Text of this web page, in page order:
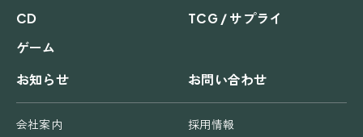
CD
TCG / サプライ
ゲーム
お知らせ
お問い合わせ
会社案内 採用情報